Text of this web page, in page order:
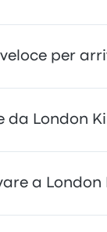
consente di
per
da e per
da London
a London